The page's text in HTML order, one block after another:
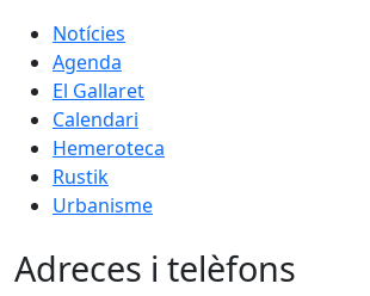
Notícies
Agenda
El Gallaret
Calendari
Hemeroteca
Rustik
Urbanisme
Adreces i telèfons